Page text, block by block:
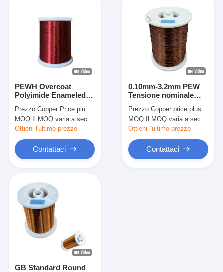
Spettacolo VR
Chi Siamo
Contattaci
Notizie
Chiedi un preventivo
filtro di rame rotondo smaltato
Filati di avvolgimento in rame smaltato
PEWH Overcoat
Polyimide Enameled
Applicazioni Soldabili
ad Alta Termica Grado
di Temperatura
Prezzo:Copper Price plus Processing Fee plus Freight
MOQ: Il MOQ varia a seconda della dimensione della specifica
Ottieni l'ultimo prezzo
Contattaci
0.10mm-3.2mm PEW
Tensione nominale
Enamels Classe
termica 155°C Per
motore generale
Prezzo:Copper price plus processing fee plus freight
MOQ: Il MOQ varia a seconda della dimensione della specifica
Ottieni l'ultimo prezzo
Contattaci
GB Standard Round